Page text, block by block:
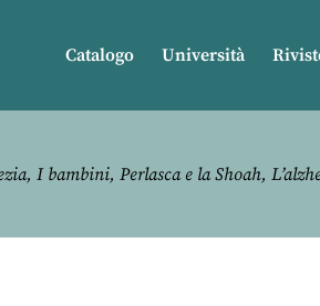
Catalogo Università
I bambini, Perlasca e la Shoah,